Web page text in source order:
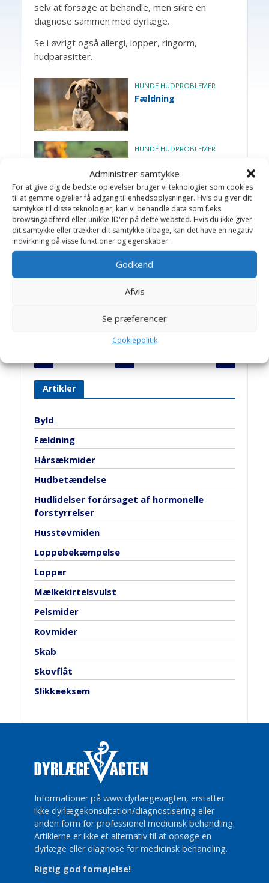
Administrer samtykke
For at give dig de bedste oplevelser bruger vi teknologier som cookies
til at gemme og/eller få adgang til enhedsoplysninger. Hvis du giver dit
samtykke til disse teknologier, kan vi behandle data som f.eks.
browsingadfærd eller unikke ID'er på dette websted. Hvis du ikke giver
dit samtykke eller trækker dit samtykke tilbage, kan det have en negativ
indvirkning på visse funktioner og egenskaber.
Godkend
Afvis
Se præferencer
Cookiepolitik
selv at forsøge at behandle, men sikre en
diagnose sammen med dyrlæge.
Se i øvrigt også allergi, lopper, ringorm,
hudparasitter.
HUNDE HUDPROBLEMER
Fældning
HUNDE HUDPROBLEMER
HUNDE HUDPROBLEMER
Rovmider
Skab
Artikler
Byld
Fældning
Hårsækmider
Hudbetændelse
Hudlidelser forårsaget af hormonelle
forstyrrelser
Husstøvmiden
Loppebekæmpelse
Lopper
Mælkekirtelsvulst
Pelsmider
Rovmider
Skab
Skovflåt
Slikkeeksem
Informationer på www.dyrlaegevagten, erstatter
ikke dyrlægekonsultation/diagnostisering eller
anden form for professionel medicinsk behandling.
Artiklerne er ikke et alternativ til at opsøge en
dyrlæge eller diagnose for medicinsk behandling.
Rigtig god fornøjelse!